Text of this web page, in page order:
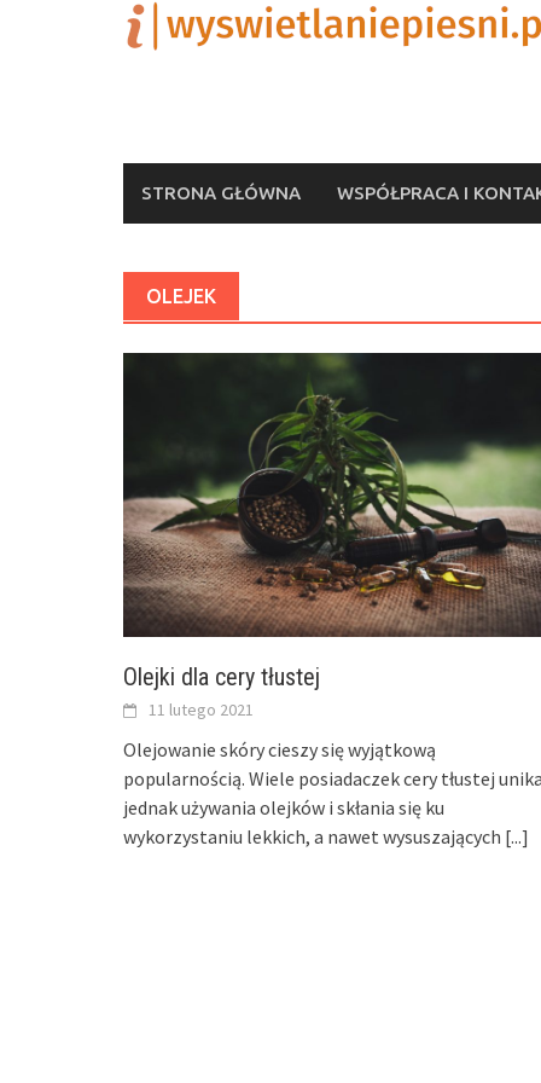
STRONA GŁÓWNA WSPÓŁPRACA I
OLEJEK
Olejki dla cery tłustej
11 lutego 2021
Olejowanie skóry cieszy się wyjątkową
popularnością. Wiele posiadaczek cery tłustej
jednak używania olejków i skłania się ku
wykorzystaniu lekkich, a nawet wysuszających [...]